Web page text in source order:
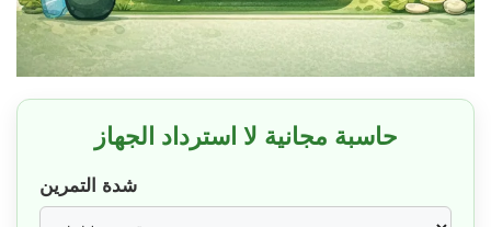
حاسبة مجانية لا استرداد الجهاز
شدة التمرين